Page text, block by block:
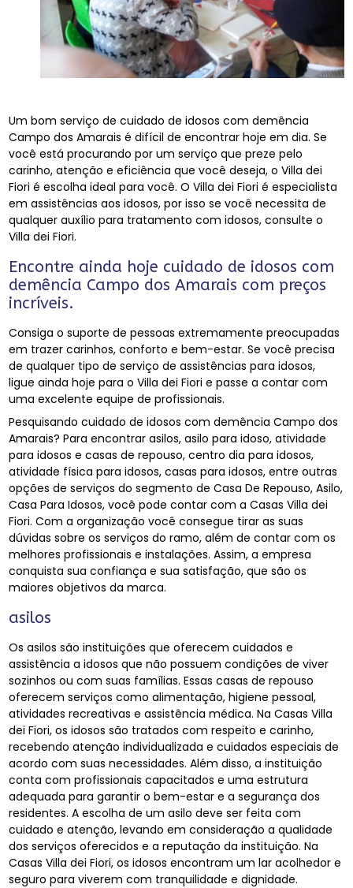
Um bom serviço de cuidado de idosos com demência
Campo dos Amarais é difícil de encontrar hoje em dia. Se
você está procurando por um serviço que preze pelo
carinho, atenção e eficiência que você deseja, o Villa dei
Fiori é escolha ideal para você. O Villa dei Fiori é especialista
em assistências aos idosos, por isso se você necessita de
qualquer auxílio para tratamento com idosos, consulte o
Villa dei Fiori.
Encontre ainda hoje cuidado de idosos com
demência Campo dos Amarais com preços
incríveis.
Consiga o suporte de pessoas extremamente preocupadas
em trazer carinhos, conforto e bem-estar. Se você precisa
de qualquer tipo de serviço de assistências para idosos,
ligue ainda hoje para o Villa dei Fiori e passe a contar com
uma excelente equipe de profissionais.
Pesquisando cuidado de idosos com demência Campo dos
Amarais? Para encontrar asilos, asilo para idoso, atividade
para idosos e casas de repouso, centro dia para idosos,
atividade física para idosos, casas para idosos, entre outras
opções de serviços do segmento de Casa De Repouso, Asilo,
Casa Para Idosos, você pode contar com a Casas Villa dei
Fiori. Com a organização você consegue tirar as suas
dúvidas sobre os serviços do ramo, além de contar com os
melhores profissionais e instalações. Assim, a empresa
conquista sua confiança e sua satisfação, que são os
maiores objetivos da marca.
asilos
Os asilos são instituições que oferecem cuidados e
assistência a idosos que não possuem condições de viver
sozinhos ou com suas famílias. Essas casas de repouso
oferecem serviços como alimentação, higiene pessoal,
atividades recreativas e assistência médica. Na Casas Villa
dei Fiori, os idosos são tratados com respeito e carinho,
recebendo atenção individualizada e cuidados especiais de
acordo com suas necessidades. Além disso, a instituição
conta com profissionais capacitados e uma estrutura
adequada para garantir o bem-estar e a segurança dos
residentes. A escolha de um asilo deve ser feita com
cuidado e atenção, levando em consideração a qualidade
dos serviços oferecidos e a reputação da instituição. Na
Casas Villa dei Fiori, os idosos encontram um lar acolhedor e
seguro para viverem com tranquilidade e dignidade.